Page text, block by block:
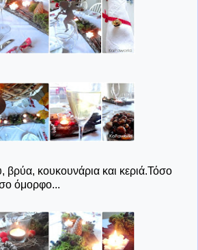
βρύα, κουκουνάρια και κεριά.Τόσο
όμορφο...